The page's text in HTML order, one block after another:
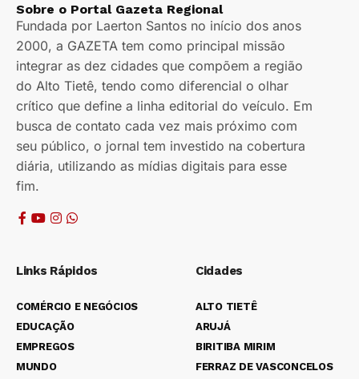
Sobre o Portal Gazeta Regional
Fundada por Laerton Santos no início dos anos
2000, a GAZETA tem como principal missão
integrar as dez cidades que compõem a região
do Alto Tietê, tendo como diferencial o olhar
crítico que define a linha editorial do veículo. Em
busca de contato cada vez mais próximo com
seu público, o jornal tem investido na cobertura
diária, utilizando as mídias digitais para esse
fim.
Links Rápidos
COMÉRCIO E NEGÓCIOS
EDUCAÇÃO
EMPREGOS
MUNDO
Cidades
ALTO TIETÊ
ARUJÁ
BIRITIBA MIRIM
FERRAZ DE VASCONCELOS